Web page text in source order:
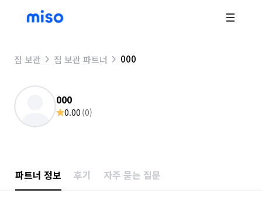
짐 보관 짐 보관 파트너 000
000
0.00 (0)
파트너 정보 후기 자주 묻는 질문